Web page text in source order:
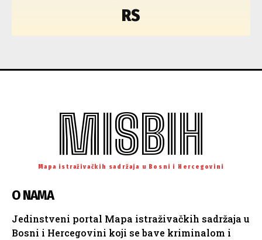
RS
MISBIH
Mapa istraživačkih sadržaja u Bosni i Hercegovini
O NAMA
Jedinstveni portal Mapa istraživačkih sadržaja u
Bosni i Hercegovini koji se bave kriminalom i